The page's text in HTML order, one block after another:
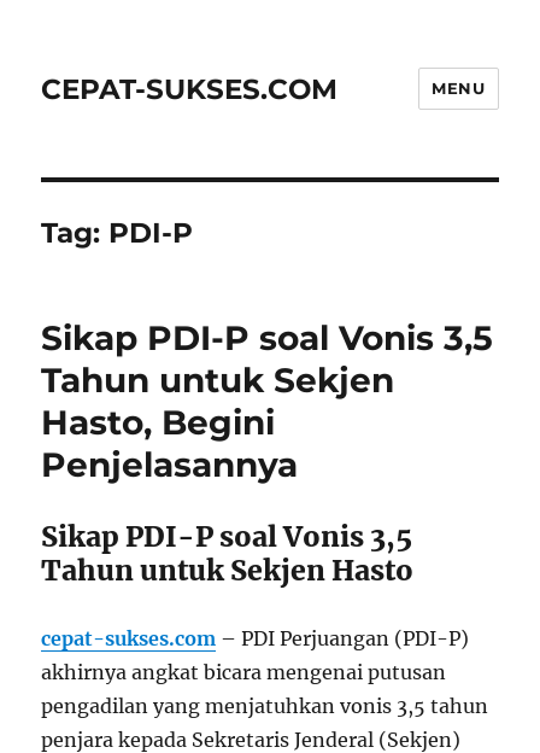
CEPAT-SUKSES.COM MENU
Tag: PDI-P
Sikap PDI-P soal Vonis 3,5
Tahun untuk Sekjen
Hasto, Begini
Penjelasannya
Sikap PDI-P soal Vonis 3,5
Tahun untuk Sekjen Hasto
cepat-sukses.com – PDI Perjuangan (PDI-P)
akhirnya angkat bicara mengenai putusan
pengadilan yang menjatuhkan vonis 3,5 tahun
penjara kepada Sekretaris Jenderal (Sekjen)